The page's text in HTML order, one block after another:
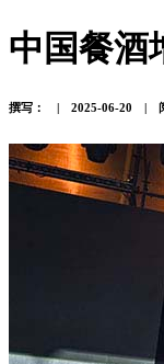
中国餐酒
撰写： | 2025-06-20 | 阅